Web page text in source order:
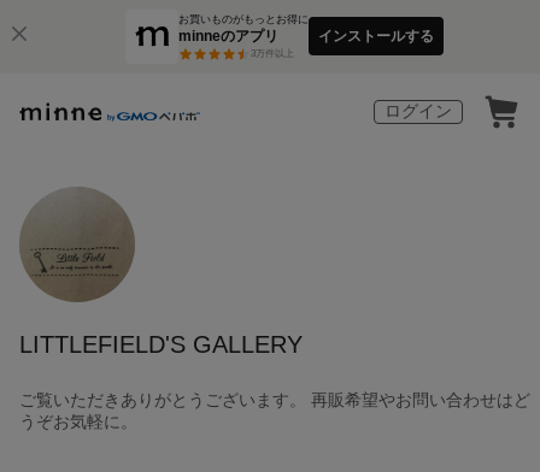
お買いものがもっとお得に
minneのアプリ
3万件以上
インストールする
ログイン
LITTLEFIELD'S GALLERY
ご覧いただきありがとうございます。 再販希望やお問い合わせはど
うぞお気軽に。